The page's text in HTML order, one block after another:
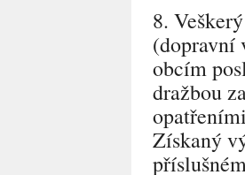
8.
(dopravní
obcím
dražbou
Získaný